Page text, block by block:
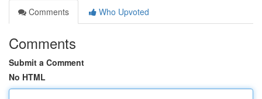
Comments
Who Upvoted
Comments
Submit a Comment
No HTML